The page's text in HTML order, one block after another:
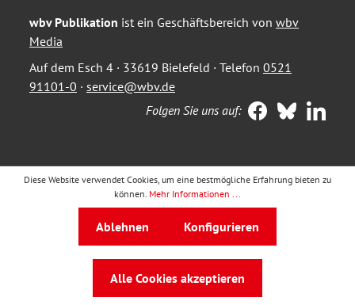
wbv Publikation ist ein Geschäftsbereich von wbv
Media
Auf dem Esch 4 · 33619 Bielefeld · Telefon 0521
91101-0 · service@wbv.de
Folgen Sie uns auf:
Diese Website verwendet Cookies, um eine bestmögliche Erfahrung bieten zu
können. Mehr Informationen ...
Ablehnen Konfigurieren
Alle Cookies akzeptieren